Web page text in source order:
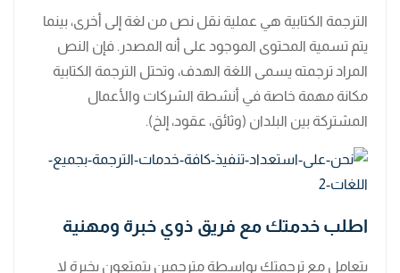
الترجمة الكتابية هي عملية نقل نص من لغة إلى أخرى، بينما
يتم تسمية المحتوى الموجود على أنه المصدر. فإن النص
المراد ترجمته يسمى اللغة الهدف، وتحتل الترجمة الكتابية
مكانة مهمة خاصة في أنشطة الشركات والأعمال
المشتركة بين البلدان (وثائق، عقود، إلخ).
اطلب خدمتك مع فريق ذوي خبرة ومهنية
يتعامل مع ترجمتك بواسطة مترجمين يتمتعون بخبرة لا